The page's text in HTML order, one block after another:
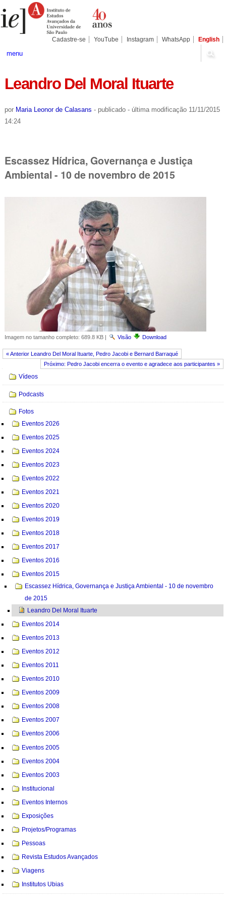
para
conteúdo.
Pessoais
Cadastre-se YouTube Instagram WhatsApp English
menu
Leandro Del Moral Ituarte
por Maria Leonor de Calasans - publicado - última modificação11/11/2015
14:24
Escassez Hídrica, Governança e Justiça
Ambiental - 10 de novembro de 2015
Imagem no tamanho completo: 689.8 KB| Visão Download
« Anterior Leandro Del Moral Ituarte, Pedro Jacobi e Bernard Barraqué
Próximo: Pedro Jacobi encerra o evento e agradece aos participantes »
Navegação
Vídeos
Podcasts
Fotos
Eventos 2026
Eventos 2025
Eventos 2024
Eventos 2023
Eventos 2022
Eventos 2021
Eventos 2020
Eventos 2019
Eventos 2018
Eventos 2017
Eventos 2016
Eventos 2015
Escassez Hídrica, Governança e Justiça Ambiental - 10 de novembro
de 2015
Leandro Del Moral Ituarte
Eventos 2014
Eventos 2013
Eventos 2012
Eventos 2011
Eventos 2010
Eventos 2009
Eventos 2008
Eventos 2007
Eventos 2006
Eventos 2005
Eventos 2004
Eventos 2003
Institucional
Eventos Internos
Exposições
Projetos/Programas
Pessoas
Revista Estudos Avançados
Viagens
Institutos Ubias